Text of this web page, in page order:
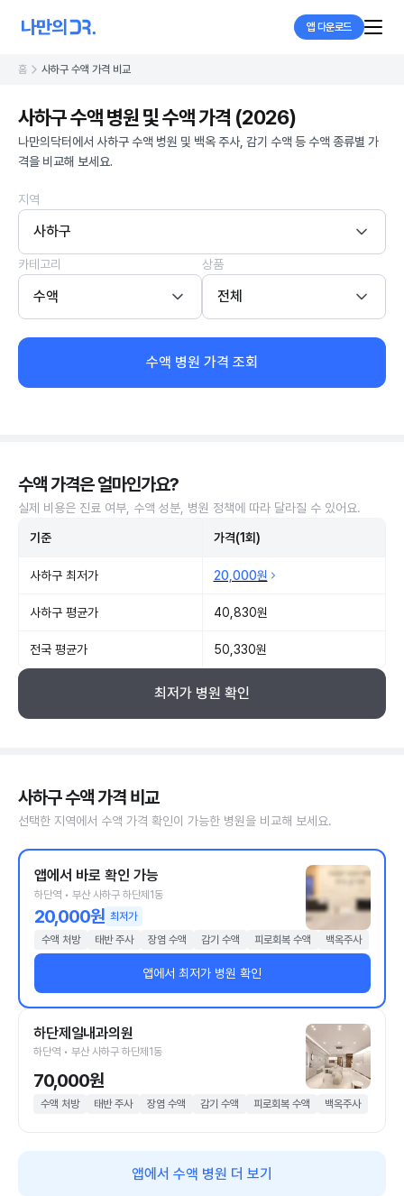
앱 다운로드
홈 사하구 수액 가격 비교
사하구 수액 병원 및 수액 가격 (2026)
나만의닥터에서 사하구 수액 병원 및 백옥 주사, 감기 수액 등 수액 종류별 가
격을 비교해 보세요.
지역
사하구
카테고리
수액
상품
전체
수액 병원 가격 조회
수액 가격은 얼마인가요?
실제 비용은 진료 여부, 수액 성분, 병원 정책에 따라 달라질 수 있어요.
기준 가격(1회)
사하구 최저가 20,000원
사하구 평균가 40,830원
전국 평균가 50,330원
최저가 병원 확인
사하구 수액 가격 비교
선택한 지역에서 수액 가격 확인이 가능한 병원을 비교해 보세요.
앱에서 바로 확인 가능
하단역 • 부산 사하구 하단제1동
20,000원 최저가
수액 처방
태반 주사 장염 수액 감기 수액 피로회복 수액 백옥주사
앱에서 최저가 병원 확인
하단제일내과의원
하단역 • 부산 사하구 하단제1동
70,000원
수액 처방 태반 주사 장염 수액 감기 수액 피로회복 수액 백옥주사
앱에서 수액 병원 더 보기